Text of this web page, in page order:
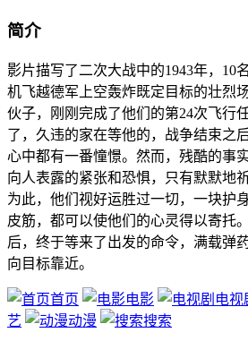
简介
影片描写了二次大战中的1943年，10
机飞越德军上空轰炸既定目标的壮烈
伙子，刚刚完成了他们的第24次飞行
了，久违的家在等他的，战争结束之
心中都有一番憧憬。然而，残酷的事
向人表露的紧张和恐惧，只有默默地
为此，他们视好运胜过一切，一块护
皮筋，都可以使他们的心灵得以寄托
后，终于等来了出发的命令，满载弹
向目标靠近。
首页 电影 电视
艺
动漫 搜索